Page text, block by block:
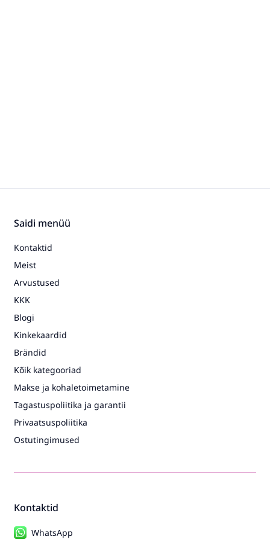
Kontaktid
WhatsApp
Saidi menüü
Kontaktid
Meist
Arvustused
KKK
Blogi
Kinkekaardid
Brändid
Kõik kategooriad
Makse ja kohaletoimetamine
Tagastuspoliitika ja garantii
Privaatsuspoliitika
Ostutingimused